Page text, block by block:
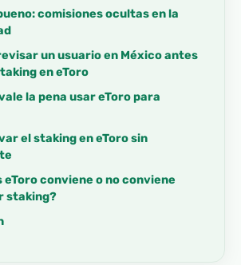
comisiones ocultas en la
un usuario en México antes
en eToro
la pena usar eToro para
el staking en eToro sin
eToro conviene o no conviene
staking?